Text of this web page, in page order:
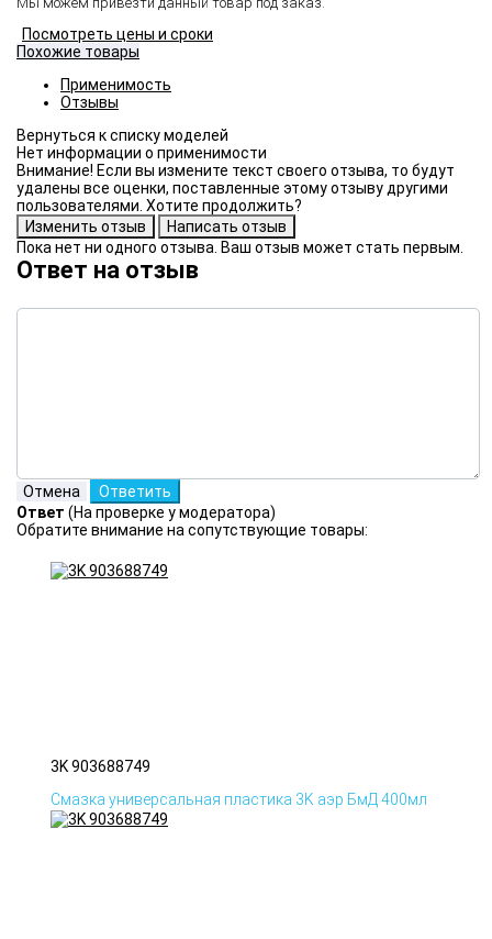
Посмотреть цены и сроки
Похожие товары
Применимость
Отзывы
Нет информации о применимости
Внимание! Если вы измените текст своего отзыва, то будут
удалены все оценки, поставленные этому отзыву другими
пользователями. Хотите продолжить?
Пока нет ни одного отзыва. Ваш отзыв может стать первым.
Ответ на отзыв
Ответ (На проверке у модератора)
Обратите внимание на сопутствующие товары:
3K 903688749
Смазка универсальная пластика 3K аэр БмД 400мл